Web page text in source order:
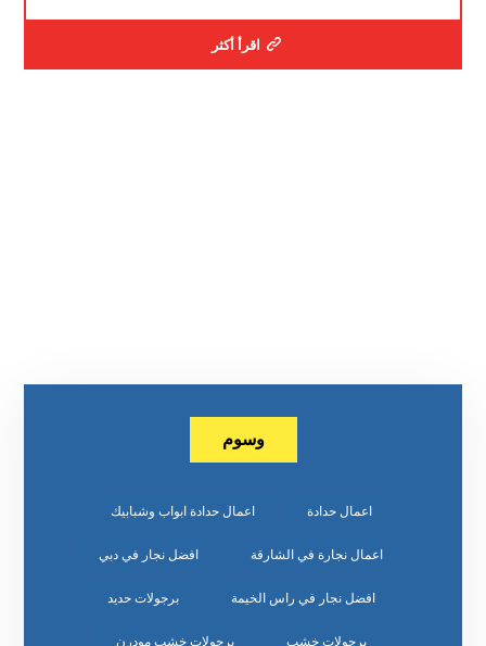
اقرأ أكثر
وسوم
اعمال حدادة اعمال حدادة ابواب وشبابيك
اعمال نجارة في الشارقة افضل نجار في دبي
افضل نجار في راس الخيمة برجولات حديد
برجولات خشب برجولات خشب مودرن